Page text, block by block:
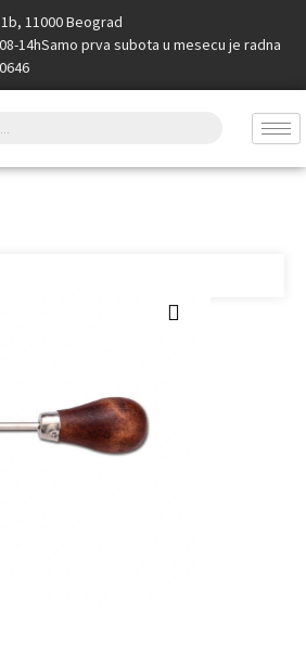
11000 Beograd
14hSamo prva subota u mesecu je radna